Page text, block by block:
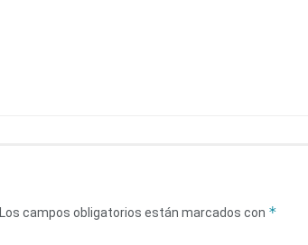
Los campos obligatorios están marcados con *